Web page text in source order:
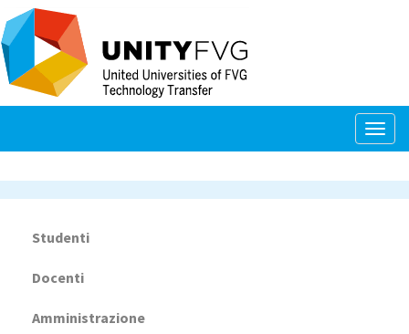
Salta
al
contenuto
principale
Navigazione
principale
Studenti
Docenti
Amministrazione